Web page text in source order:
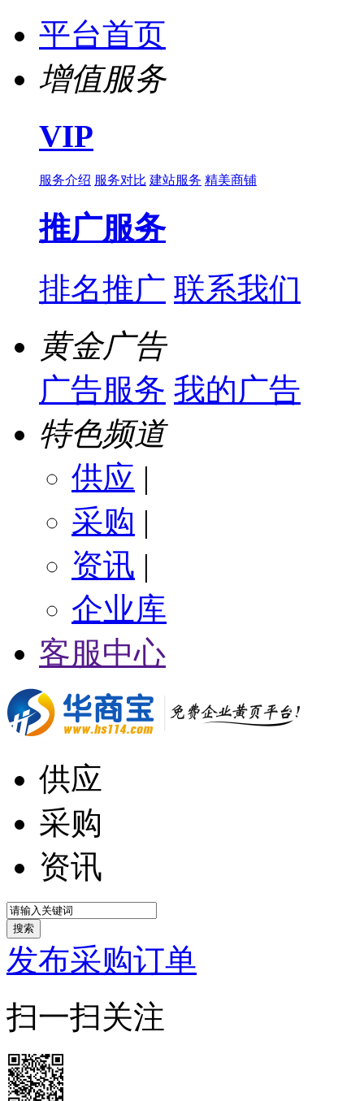
平台首页
增值服务
VIP
服务介绍 服务对比 建站服务 精美商铺
推广服务
排名推广 联系我们
黄金广告
广告服务 我的广告
特色频道
供应 |
采购 |
资讯 |
企业库
客服中心
供应
采购
资讯
搜索
发布采购订单
扫一扫关注